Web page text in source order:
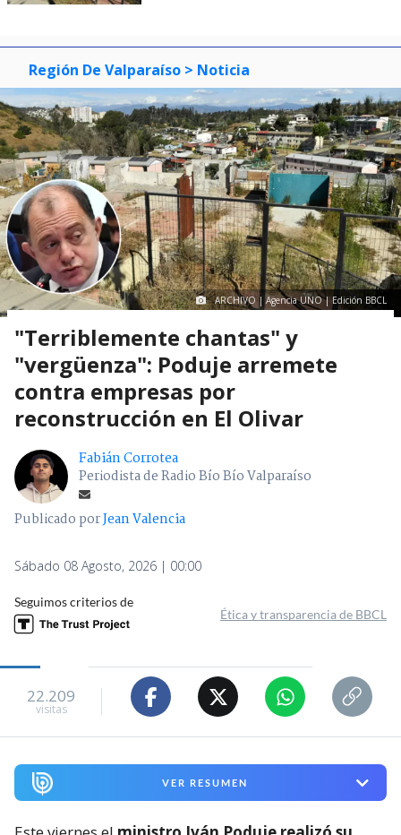
Región De Valparaíso > Noticia
ARCHIVO | Agencia UNO | Edición BBCL
"Terriblemente chantas" y
"vergüenza": Poduje arremete
contra empresas por
reconstrucción en El Olivar
Fabián Corrotea
Periodista de Radio Bío Bío Valparaíso
Publicado porJean Valencia
Sábado 08 Agosto, 2026 | 00:00
Seguimos criterios de
Ética y transparencia de BBCL
22.209
visitas
VER RESUMEN